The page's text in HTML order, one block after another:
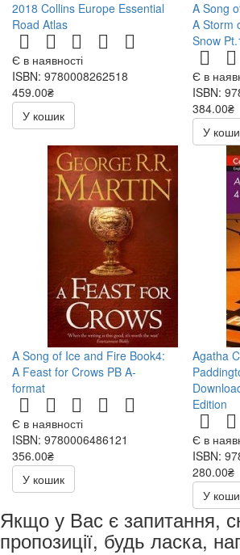
2018 Collins Europe Essential
Road Atlas
Є в наявності
ISBN: 9780008262518
459.00₴
540.00₴
У кошик
A Song
A Storm
Snow
Є в
ISBN:
384.00₴
У
A Song of Ice and Fire Book4:
A Feast for Crows PB A-
format
Є в наявності
ISBN: 9780006486121
356.00₴
У кошик
Agatha
Edition
Є в
ISBN:
280.00₴
400.00₴
У
Якщо у Вас є запитання,
пропозиції, будь ласка,